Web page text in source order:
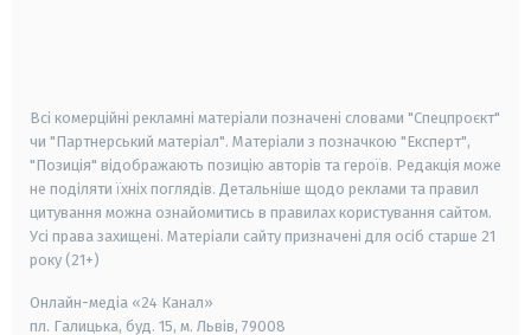
Всі комерційні рекламні матеріали позначені словами "Спецпроєкт"
чи "Партнерський матеріал". Матеріали з позначкою "Експерт",
"Позиція" відображають позицію авторів та героїв. Редакція може
не поділяти їхніх поглядів. Детальніше щодо реклами та правил
цитування можна ознайомитись в правилах користування сайтом.
Усі права захищені. Матеріали сайту призначені для осіб старше 21
року (21+)
Онлайн-медіа «24 Канал»
пл. Галицька, буд. 15, м. Львів, 79008